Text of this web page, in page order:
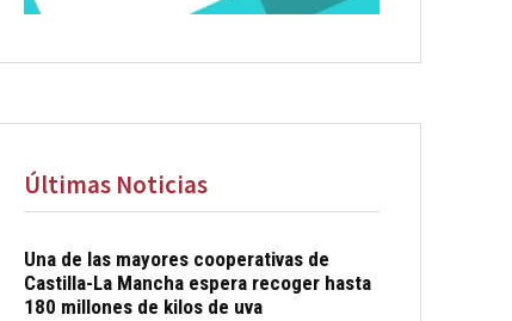
Últimas Noticias
Una de las mayores cooperativas de
Castilla-La Mancha espera recoger hasta
180 millones de kilos de uva